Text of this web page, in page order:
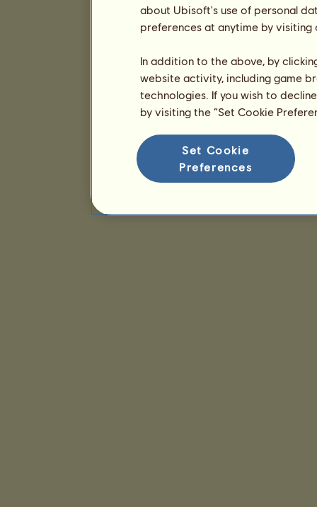
about Ubisoft's use of personal
preferences at anytime by
In addition to the above, by
website activity, including game
technologies. If you wish to
by visiting the “Set Cookie
Set Cookie
Preferences